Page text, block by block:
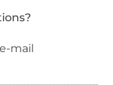
mail